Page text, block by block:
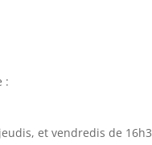
:
et vendredis de